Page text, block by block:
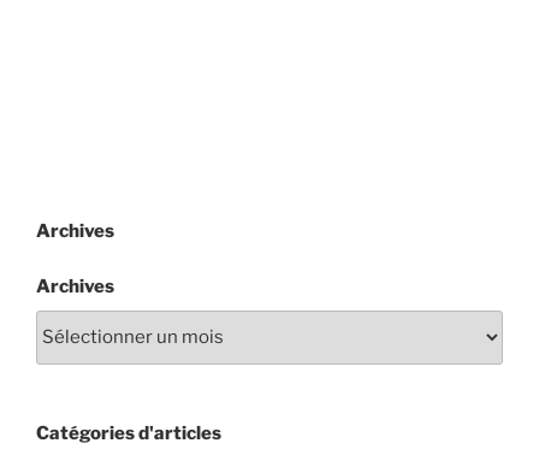
Archives
Archives
Catégories d'articles